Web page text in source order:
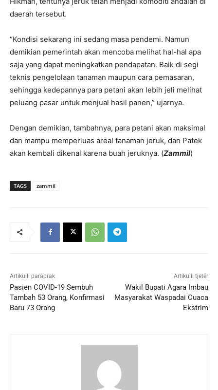
daerah tersebut.
“Kondisi sekarang ini sedang masa pendemi. Namun
demikian pemerintah akan mencoba melihat hal-hal apa
saja yang dapat meningkatkan pendapatan. Baik di segi
teknis pengelolaan tanaman maupun cara pemasaran,
sehingga kedepannya para petani akan lebih jeli melihat
peluang pasar untuk menjual hasil panen,” ujarnya.
Dengan demikian, tambahnya, para petani akan maksimal
dan mampu memperluas areal tanaman jeruk, dan Patek
akan kembali dikenal karena buah jeruknya. (Zammil)
TAGS zammil
Artikulli paraprak
Pasien COVID-19 Sembuh
Tambah 53 Orang, Konfirmasi
Baru 73 Orang
Artikulli tjetër
Wakil Bupati Agara Imbau
Masyarakat Waspadai Cuaca
Ekstrim